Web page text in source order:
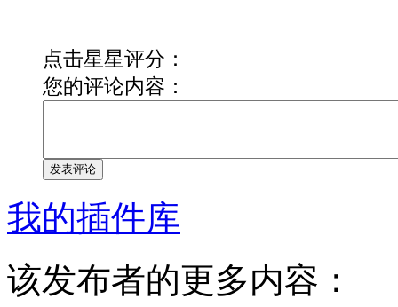
点击星星评分：
您的评论内容：
发表评论
我的插件库
该发布者的更多内容：